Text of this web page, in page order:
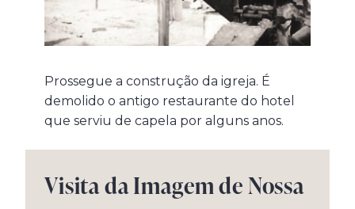
Prossegue a construção da igreja. É
demolido o antigo restaurante do hotel
que serviu de capela por alguns anos.
Visita da Imagem de Nossa